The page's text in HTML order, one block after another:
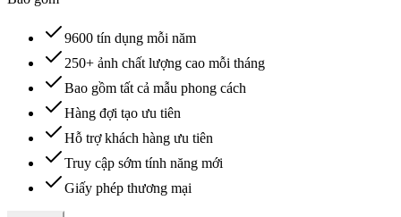
9600 tín dụng mỗi năm
250+ ảnh chất lượng cao mỗi tháng
Bao gồm tất cả mẫu phong cách
Hàng đợi tạo ưu tiên
Hỗ trợ khách hàng ưu tiên
Truy cập sớm tính năng mới
Giấy phép thương mại